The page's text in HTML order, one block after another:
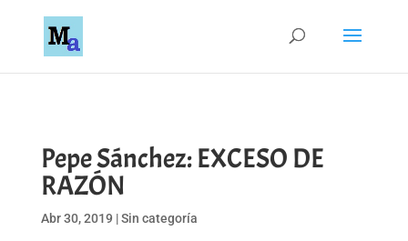
Pepe Sánchez: EXCESO DE
RAZÓN
Abr 30, 2019 |Sin categoría